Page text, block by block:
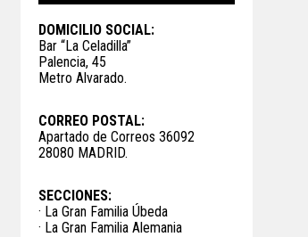
DOMICILIO SOCIAL:
Bar “La Celadilla”
Palencia, 45
Metro Alvarado.
CORREO POSTAL:
Apartado de Correos 36092
28080 MADRID.
SECCIONES:
· La Gran Familia Úbeda
· La Gran Familia Alemania